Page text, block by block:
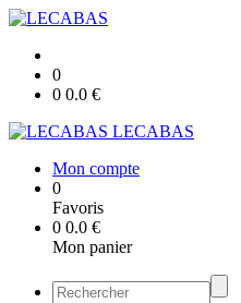
0
0 0.0 €
LECABAS
Mon compte
0
Favoris
0 0.0 €
Mon panier